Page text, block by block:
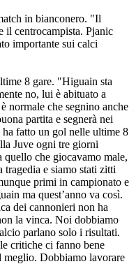
in bianconero. "Il
il centrocampista. Pjanic
importante sui calci
8 gare. "Higuain sta
no, lui è abituato a
normale che segnino anche
partita e segnerà nei
fatto un gol nelle ultime 8
Juve ogni tre giorni
quello che giocavamo male,
tragedia e siamo stati zitti
primi in campionato e
ma quest’anno va così.
dei cannonieri non ha
la vinca. Noi dobbiamo
parlano solo i risultati.
critiche ci fanno bene
meglio. Dobbiamo lavorare